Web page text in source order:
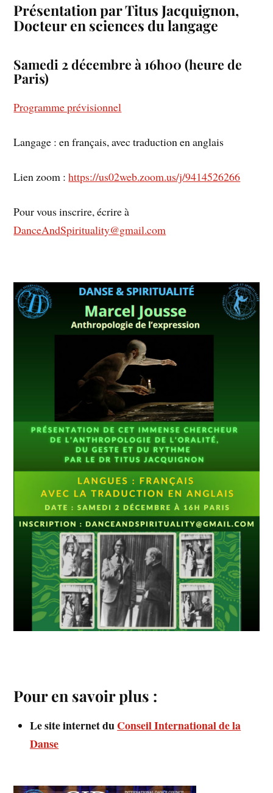
Présentation par Titus Jacquignon,
Docteur en sciences du langage
Samedi 2 décembre à 16h00 (heure de
Paris)
Programme prévisionnel
Langage : en français, avec traduction en anglais
Lien zoom :https://us02web.zoom.us/j/9414526266
Pour vous inscrire, écrire à
DanceAndSpirituality@gmail.com
Pour en savoir plus :
Le site internet duConseil International de la
Danse